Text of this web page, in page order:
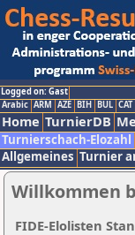
Logged on: Gast
Arabic ARM AZE BIH BUL CAT
Home TurnierDB
Turnierschach-Elozahl
Allgemeines Turnier
Willkommen
FIDE-Elolisten